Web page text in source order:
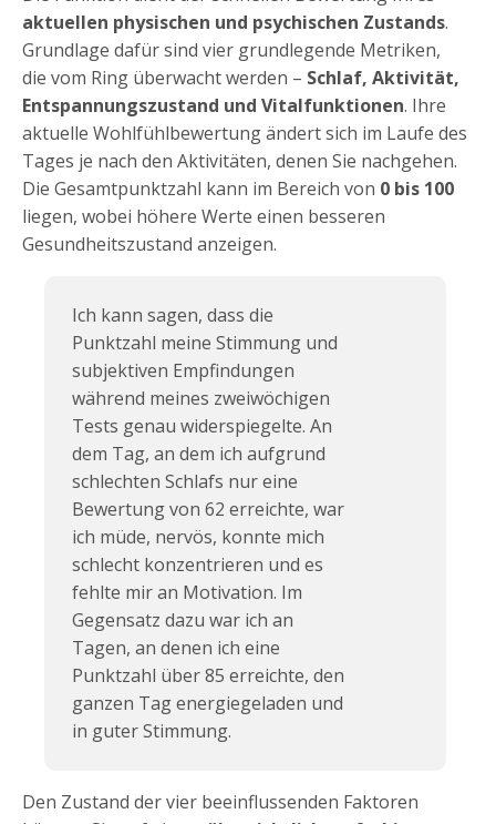
aktuellen physischen und psychischen Zustands.
Grundlage dafür sind vier grundlegende Metriken,
die vom Ring überwacht werden – Schlaf, Aktivität,
Entspannungszustand und Vitalfunktionen. Ihre
aktuelle Wohlfühlbewertung ändert sich im Laufe des
Tages je nach den Aktivitäten, denen Sie nachgehen.
Die Gesamtpunktzahl kann im Bereich von 0 bis 100
liegen, wobei höhere Werte einen besseren
Gesundheitszustand anzeigen.
Ich kann sagen, dass die
Punktzahl meine Stimmung und
subjektiven Empfindungen
während meines zweiwöchigen
Tests genau widerspiegelte. An
dem Tag, an dem ich aufgrund
schlechten Schlafs nur eine
Bewertung von 62 erreichte, war
ich müde, nervös, konnte mich
schlecht konzentrieren und es
fehlte mir an Motivation. Im
Gegensatz dazu war ich an
Tagen, an denen ich eine
Punktzahl über 85 erreichte, den
ganzen Tag energiegeladen und
in guter Stimmung.
Den Zustand der vier beeinflussenden Faktoren